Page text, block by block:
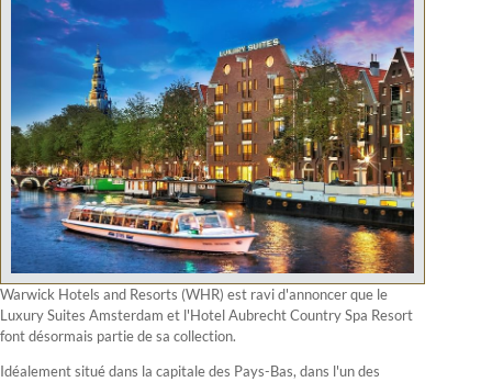
Warwick Hotels and Resorts (WHR) est ravi d'annoncer que le
Luxury Suites Amsterdam et l'Hotel Aubrecht Country Spa Resort
font désormais partie de sa collection.
Idéalement situé dans la capitale des Pays-Bas, dans l'un des